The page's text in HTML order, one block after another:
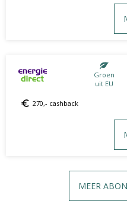
Groen
uit EU
270,- cashback
MEER